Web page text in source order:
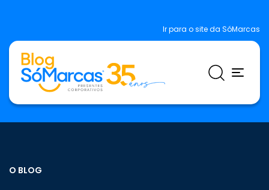
Ir para o site da SóMarcas
O BLOG